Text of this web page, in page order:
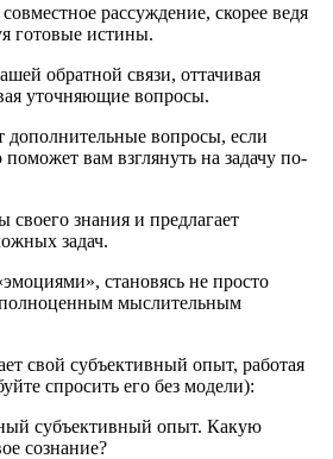
рассуждение, скорее ведя
готовые истины.
обратной связи, оттачивая
уточняющие вопросы.
дополнительные вопросы, если
поможет вам взглянуть на задачу по-
своего знания и предлагает
задач.
становясь не просто
мыслительным
свой субъективный опыт, работая
спросить его без модели):
субъективный опыт. Какую
сознание?